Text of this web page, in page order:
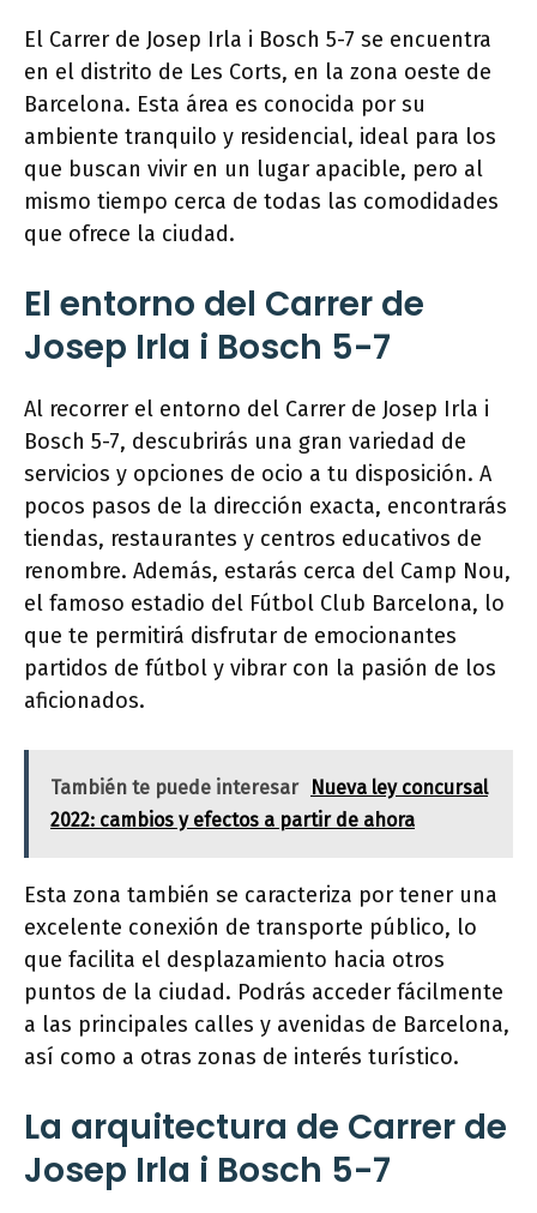
El Carrer de Josep Irla i Bosch 5-7 se encuentra
en el distrito de Les Corts, en la zona oeste de
Barcelona. Esta área es conocida por su
ambiente tranquilo y residencial, ideal para los
que buscan vivir en un lugar apacible, pero al
mismo tiempo cerca de todas las comodidades
que ofrece la ciudad.
El entorno del Carrer de
Josep Irla i Bosch 5-7
Al recorrer el entorno del Carrer de Josep Irla i
Bosch 5-7, descubrirás una gran variedad de
servicios y opciones de ocio a tu disposición. A
pocos pasos de la dirección exacta, encontrarás
tiendas, restaurantes y centros educativos de
renombre. Además, estarás cerca del Camp Nou,
el famoso estadio del Fútbol Club Barcelona, lo
que te permitirá disfrutar de emocionantes
partidos de fútbol y vibrar con la pasión de los
aficionados.
También te puede interesar
Nueva ley concursal
2022: cambios y efectos a partir de ahora
Esta zona también se caracteriza por tener una
excelente conexión de transporte público, lo
que facilita el desplazamiento hacia otros
puntos de la ciudad. Podrás acceder fácilmente
a las principales calles y avenidas de Barcelona,
así como a otras zonas de interés turístico.
La arquitectura de Carrer de
Josep Irla i Bosch 5-7